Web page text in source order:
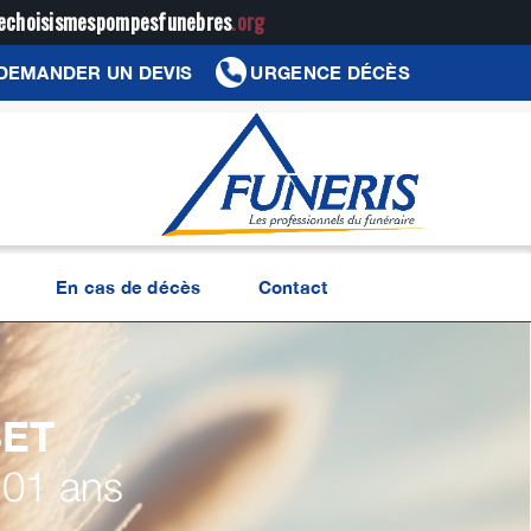
.org
UN DEVIS URGENCE DÉCÈS
En cas de décès Contact
ans